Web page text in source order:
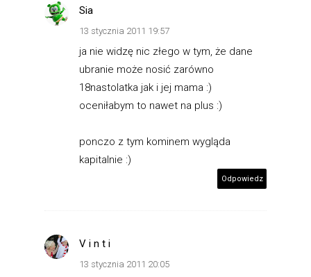
Sia
13 stycznia 2011 19:57
ja nie widzę nic złego w tym, że dane
ubranie może nosić zarówno
18nastolatka jak i jej mama :)
oceniłabym to nawet na plus :)
ponczo z tym kominem wygląda
kapitalnie :)
Odpowiedz
V i n t i
13 stycznia 2011 20:05